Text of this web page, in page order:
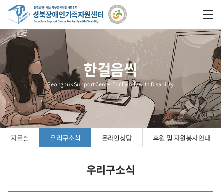
한걸음씩
Seongbuk Support Center For Family with Disability
자료실 우리구소식 온라인상담 후원 및 자원봉사안내
우리구소식